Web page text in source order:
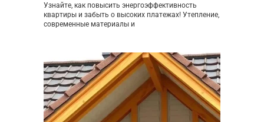
Узнайте, как повысить энергоэффективность
квартиры и забыть о высоких платежах! Утепление,
современные материалы и